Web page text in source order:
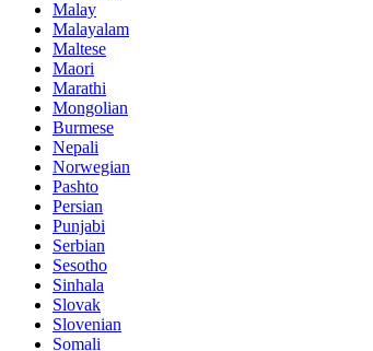
Malay
Malayalam
Maltese
Maori
Marathi
Mongolian
Burmese
Nepali
Norwegian
Pashto
Persian
Punjabi
Serbian
Sesotho
Sinhala
Slovak
Slovenian
Somali